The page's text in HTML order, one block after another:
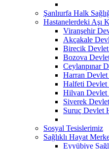
Şanlıurfa Halk
Hastanelerdeki Aşı
Viranşehir
Akçakale
Birecik
Bozova
Ceylanpınar
Harran
Halfeti Devlet
Hilvan Devlet
Siverek
Suruç Devlet
Sosyal Tesislerimiz
Sağlıklı Hayat
Eyyübiye